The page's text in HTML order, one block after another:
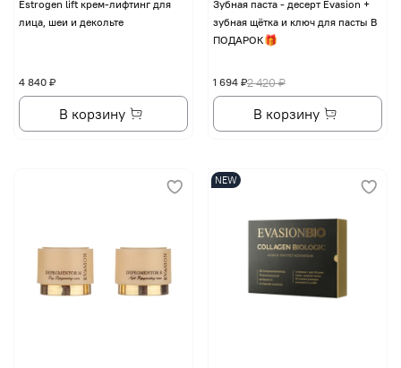
Еstrogen lift крем-лифтинг для
лица, шеи и декольте
4 840 ₽
В корзину
Зубная паста - десерт Evasion +
зубная щётка и ключ для пасты В
ПОДАРОК🎁
2 420 ₽
1 694 ₽
В корзину
NEW